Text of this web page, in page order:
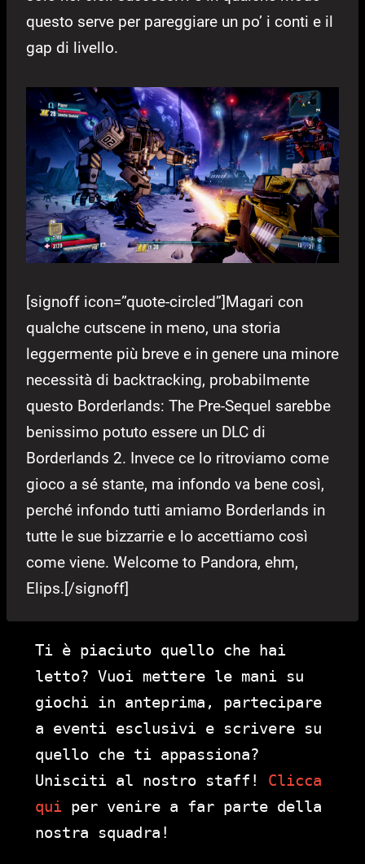
questo serve per pareggiare un po’ i conti e il
gap di livello.
[signoff icon=”quote-circled”]Magari con
qualche cutscene in meno, una storia
leggermente più breve e in genere una minore
necessità di backtracking, probabilmente
questo Borderlands: The Pre-Sequel sarebbe
benissimo potuto essere un DLC di
Borderlands 2. Invece ce lo ritroviamo come
gioco a sé stante, ma infondo va bene così,
perché infondo tutti amiamo Borderlands in
tutte le sue bizzarrie e lo accettiamo così
come viene. Welcome to Pandora, ehm,
Elips.[/signoff]
Ti è piaciuto quello che hai
letto? Vuoi mettere le mani su
giochi in anteprima, partecipare
a eventi esclusivi e scrivere su
quello che ti appassiona?
Unisciti al nostro staff! Clicca
qui per venire a far parte della
nostra squadra!